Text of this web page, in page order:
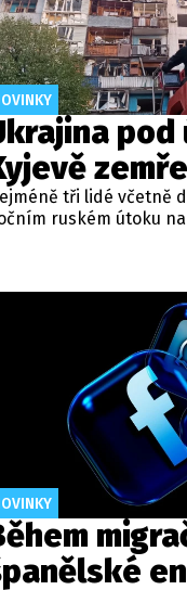
pod
tři lidé včetně
ruském útoku